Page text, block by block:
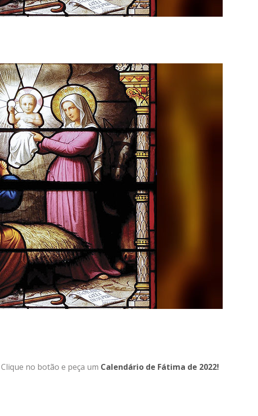
Clique no botão e peça um Calendário de Fátima de 2022!